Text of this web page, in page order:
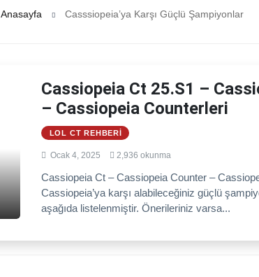
Anasayfa Casssiopeia’ya Karşı Güçlü Şampiyonlar
Cassiopeia Ct 25.S1 –
– Cassiopeia Counterleri
LOL CT REHBERI
Ocak 4, 2025 2,936 okunma
Cassiopeia Ct – Cassiopeia Counter –
Cassiopeia’ya karşı alabileceğiniz güçlü
aşağıda listelenmiştir. Önerileriniz varsa...